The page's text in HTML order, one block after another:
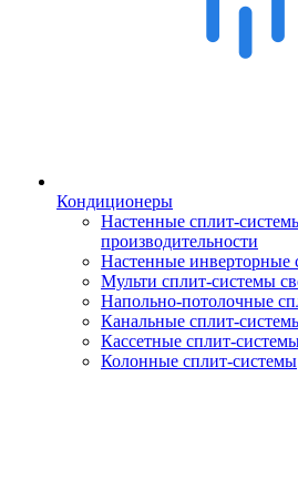
Кондиционеры
Настенные сплит-
производительности
Настенные инверторные
Мульти сплит-системы
Напольно-потолочные
Канальные сплит-
Кассетные сплит-
Колонные сплит-системы